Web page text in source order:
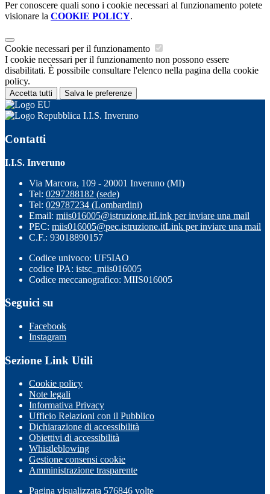
Per conoscere quali sono i cookie necessari al funzionamento potete
visionare la COOKIE POLICY.
Cookie necessari per il funzionamento
I cookie necessari per il funzionamento non possono essere
disabilitati. È possibile consultare l'elenco nella pagina della cookie
policy.
Accetta tutti Salva le preferenze
I.I.S. Inveruno
Contatti
I.I.S. Inveruno
Via Marcora, 109 - 20001 Inveruno (MI)
Tel: 0297288182 (sede)
Tel: 029787234 (Lombardini)
Email: miis016005@istruzione.itLink per inviare una mail
PEC: miis016005@pec.istruzione.itLink per inviare una mail
C.F.: 93018890157
Codice univoco: UF5IAO
codice IPA: istsc_miis016005
Codice meccanografico: MIIS016005
Seguici su
Facebook
Instagram
Sezione Link Utili
Cookie policy
Note legali
Informativa Privacy
Ufficio Relazioni con il Pubblico
Dichiarazione di accessibilità
Obiettivi di accessibilità
Whistleblowing
Gestione consensi cookie
Amministrazione trasparente
Pagina visualizzata 576846 volte